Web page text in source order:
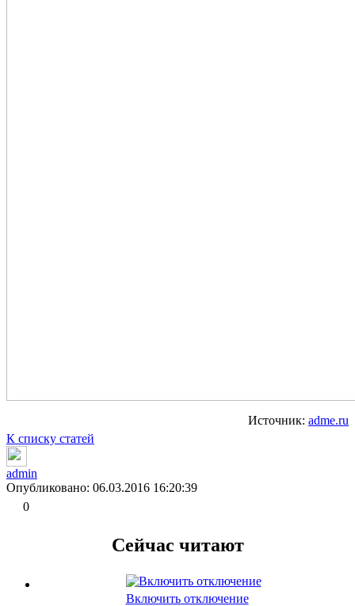
Источник: adme.ru
К списку статей
admin
Опубликовано: 06.03.2016 16:20:39
0
Сейчас читают
Включить отключение